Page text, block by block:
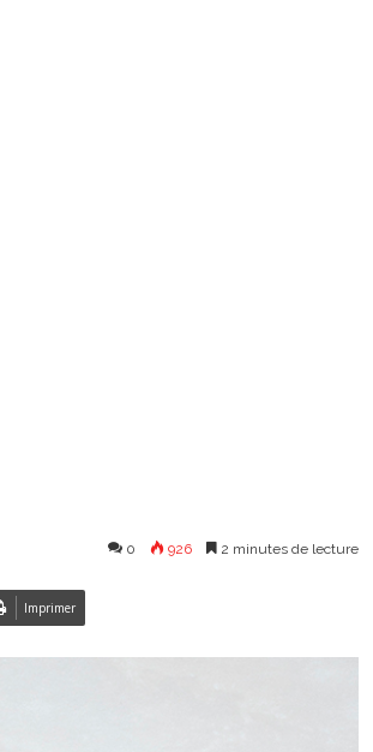
0 926 2 minutes de lecture
Imprimer